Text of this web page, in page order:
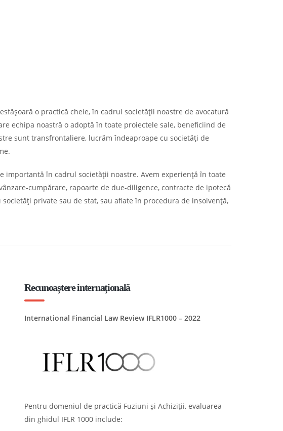
o practică cheie, în cadrul societății noastre de avocatură
echipa noastră o adoptă în toate proiectele sale, beneficiind de
sunt transfrontaliere, lucrăm îndeaproape cu societăți de
importantă în cadrul societății noastre. Avem experiență în toate
cumpărare, rapoarte de due-diligence, contracte de ipotecă
private sau de stat, sau aflate în procedura de insolvență,
Recunoaștere internațională
International Financial Law Review IFLR1000 – 2022
Pentru domeniul de practică Fuziuni și Achiziții, evaluarea
din ghidul IFLR 1000 include: